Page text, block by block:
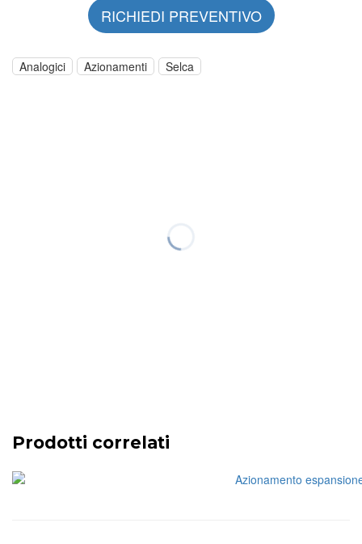
RICHIEDI PREVENTIVO
Analogici Azionamenti Selca
Prodotti correlati